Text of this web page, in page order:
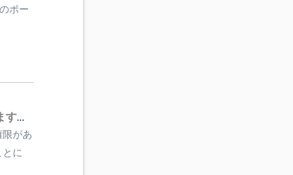
ポー
SNMPcに複数人が同時にログインしているとき、排他制御されますか？
限があ
とに